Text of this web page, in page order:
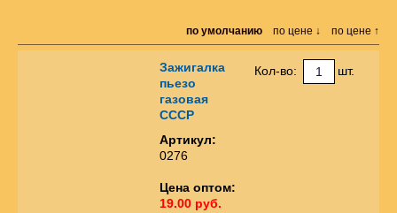
по умолчанию по цене ↓ по цене ↑
Зажигалка
пьезо
газовая
СССР
Артикул:
0276
Цена оптом:
19.00 руб.
Кол-во: шт.